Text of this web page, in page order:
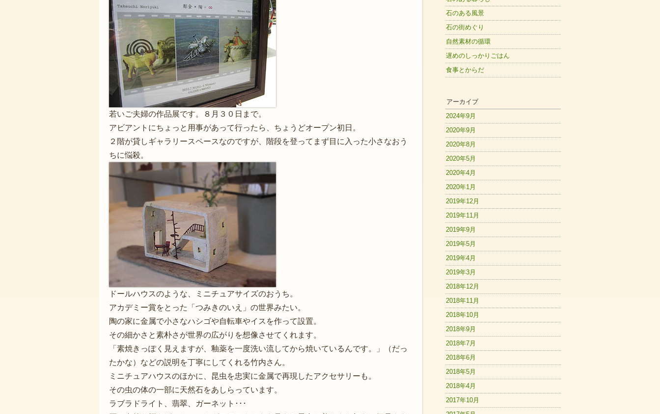
若いご夫婦の作品展です。８月３０日まで。
アビアントにちょっと用事があって行ったら、ちょうどオープン初日。
２階が貸しギャラリースペースなのですが、階段を登ってまず目に入った小さなおう
ちに悩殺。
ドールハウスのような、ミニチュアサイズのおうち。
アカデミー賞をとった「つみきのいえ」の世界みたい。
陶の家に金属で小さなハシゴや自転車やイスを作って設置。
その細かさと素朴さが世界の広がりを想像させてくれます。
「素焼きっぽく見えますが、釉薬を一度洗い流してから焼いているんです。」（だっ
たかな）などの説明を丁寧にしてくれる竹内さん。
ミニチュアハウスのほかに、昆虫を忠実に金属で再現したアクセサリーも。
その虫の体の一部に天然石をあしらっています。
ラブラドライト、翡翠、ガーネット･･･
石のある風景
石の街めぐり
自然素材の循環
遅めのしっかりごはん
食事とからだ
アーカイブ
2024年9月
2020年9月
2020年8月
2020年5月
2020年4月
2020年1月
2019年12月
2019年11月
2019年9月
2019年5月
2019年4月
2019年3月
2018年12月
2018年11月
2018年10月
2018年9月
2018年7月
2018年6月
2018年5月
2018年4月
2017年10月